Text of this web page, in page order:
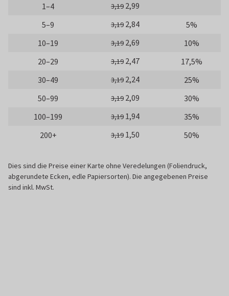
1–4 3,19 2,99
5–9
3,19 2,84
5%
10–19
3,19 2,69
10%
20–29
3,19 2,47
17,5%
30–49
3,19 2,24
25%
50–99
3,19 2,09
30%
100–199
3,19 1,94
35%
200+
3,19 1,50 50%
Dies sind die Preise einer Karte ohne Veredelungen (Foliendruck,
abgerundete Ecken, edle Papiersorten). Die angegebenen Preise
sind inkl. MwSt.